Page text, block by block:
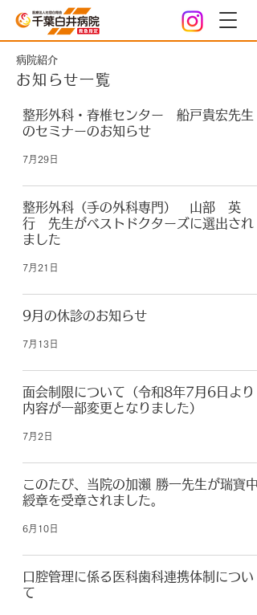
病院紹介
お知らせ一覧
整形外科・脊椎センター 船戸貴宏先生
のセミナーのお知らせ
7月29日
整形外科（手の外科専門） 山部 英
行 先生がベストドクターズに選出され
ました
7月21日
9月の休診のお知らせ
7月13日
面会制限について（令和8年7月6日より
内容が一部変更となりました）
7月2日
このたび、当院の加瀨 勝一先生が瑞寶中
綬章を受章されました。
6月10日
口腔管理に係る医科歯科連携体制につい
て